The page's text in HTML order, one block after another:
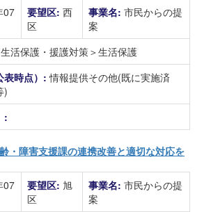
07
要望区: 西
区
事業名: 市民からの提
案
活保護・援護対策＞生活保護
表時点）:情報提供その他(既に実施済
)
:
・障害支援課の連携改善と適切な対応を
07
要望区: 旭
区
事業名: 市民からの提
案